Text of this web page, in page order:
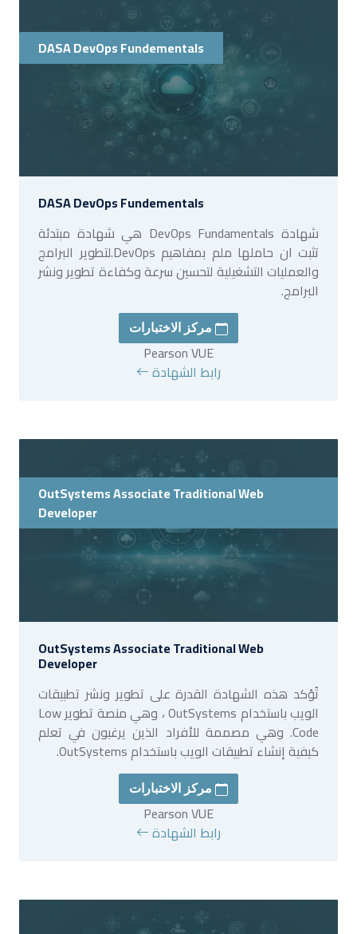
DASA DevOps Fundementals
DASA DevOps Fundementals
شهادة DevOps Fundamentals هي شهادة مبتدئة
تثبت ان حاملها ملم بمفاهيم DevOps.لتطوير البرامج
والعمليات التشغيلية لتحسين سرعة وكفاءة تطوير ونشر
البرامج.
مركز الاختبارات
Pearson VUE
رابط الشهادة
OutSystems Associate Traditional Web
Developer
OutSystems Associate Traditional Web
Developer
تُؤكد هذه الشهادة القدرة على تطوير ونشر تطبيقات
الويب باستخدام OutSystems ، وهي منصة تطوير Low
Code. وهي مصممة للأفراد الذين يرغبون في تعلم
كيفية إنشاء تطبيقات الويب باستخدام OutSystems.
مركز الاختبارات
Pearson VUE
رابط الشهادة